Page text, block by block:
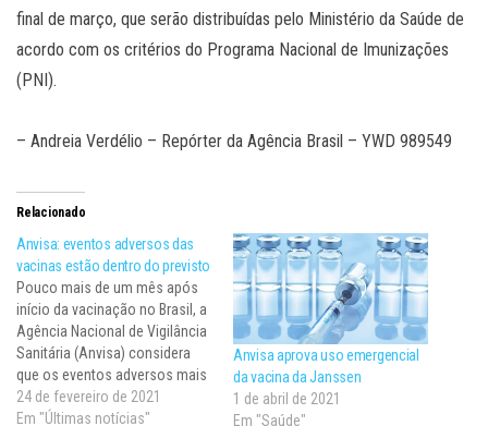
final de março, que serão distribuídas pelo Ministério da Saúde de
acordo com os critérios do Programa Nacional de Imunizações
(PNI).
– Andreia Verdélio – Repórter da Agência Brasil – YWD 989549
Relacionado
Anvisa: eventos adversos das
vacinas estão dentro do previsto
Pouco mais de um mês após
início da vacinação no Brasil, a
Agência Nacional de Vigilância
Sanitária (Anvisa) considera
que os eventos adversos mais
frequentes relacionados às
vacinas contra a covid-19 não
24 de fevereiro de 2021
Em "Últimas notícias"
Anvisa aprova uso emergencial
da vacina da Janssen
1 de abril de 2021
Em "Saúde"